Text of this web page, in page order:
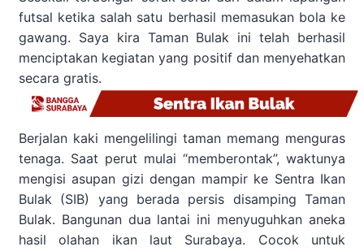
futsal ketika salah satu berhasil memasukan bola ke
gawang. Saya kira Taman Bulak ini telah berhasil
menciptakan kegiatan yang positif dan menyehatkan
secara gratis.
Berjalan kaki mengelilingi taman memang menguras
tenaga. Saat perut mulai “memberontak”, waktunya
mengisi asupan gizi dengan mampir ke Sentra Ikan
Bulak (SIB) yang berada persis disamping Taman
Bulak. Bangunan dua lantai ini menyuguhkan aneka
hasil olahan ikan laut Surabaya. Cocok untuk